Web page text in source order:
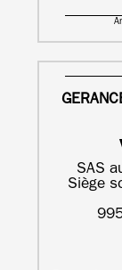
SAS
Siège